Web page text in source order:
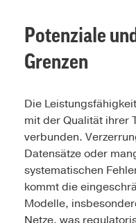
Potenziale
Grenzen
Die
mit der Qualität ihrer
verbunden.
Datensätze oder
systematischen
kommt die
Modelle,